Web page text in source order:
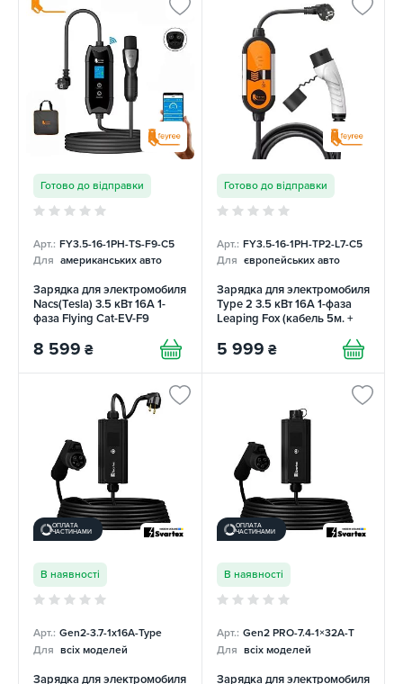
Готово до відправки
Арт.: FY3.5-16-1PH-TS-F9-C5
Для американських авто
Зарядка для электромобиля
Nacs(Tesla) 3.5 кВт 16А 1-
фаза Flying Cat-EV-F9
8 599 ₴
Готово до відправки
Арт.: FY3.5-16-1PH-TP2-L7-C5
Для європейських авто
Зарядка для электромобиля
Type 2 3.5 кВт 16А 1-фаза
Leaping Fox (кабель 5м. +
5 999 ₴
ОПЛАТА
ЧАСТИНАМИ
В наявності
Арт.: Gen2-3.7-1x16A-Type
Для всіх моделей
Зарядка для электромобиля
ОПЛАТА
ЧАСТИНАМИ
В наявності
Арт.: Gen2 PRO-7.4-1×32А-T
Для всіх моделей
Зарядка для электромобиля